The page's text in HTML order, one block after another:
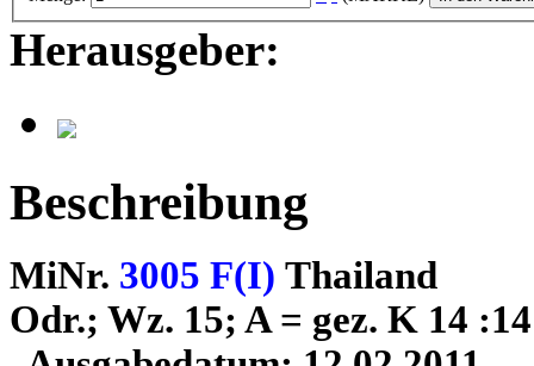
Herausgeber:
Beschreibung
MiNr. 3005 F(I) Thailand
Odr.; Wz. 15; A = gez. K 14 :14